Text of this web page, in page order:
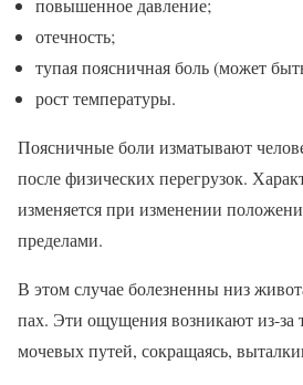
повышенное давление;
отечность;
тупая поясничная боль (может
рост температуры.
Поясничные боли изматывают
после физических перегрузок.
изменяется при изменении
пределами.
В этом случае болезненны низ
пах. Эти ощущения возникают из-
мочевых путей, сокращаясь,